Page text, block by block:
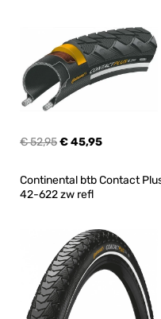
€ 52,95€ 45,95
Continental btb Contact
42-622 zw refl